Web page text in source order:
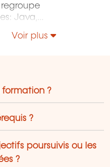
Java,
Voir plus
formation ?
?
poursuivis ou les
?